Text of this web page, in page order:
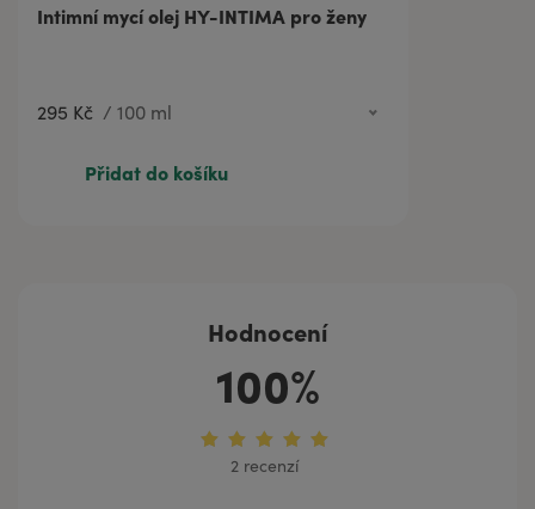
Intimní mycí olej HY-INTIMA pro ženy
295 Kč / 100 ml
812 Kč
500 ml
Přidat do košíku
Hodnocení
100%
2 recenzí